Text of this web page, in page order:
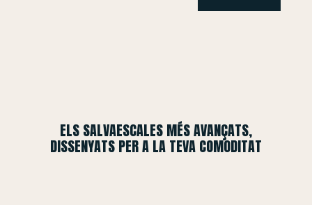
ELS SALVAESCALES MÉS AVANÇATS,
DISSENYATS PER A LA TEVA COMODITAT